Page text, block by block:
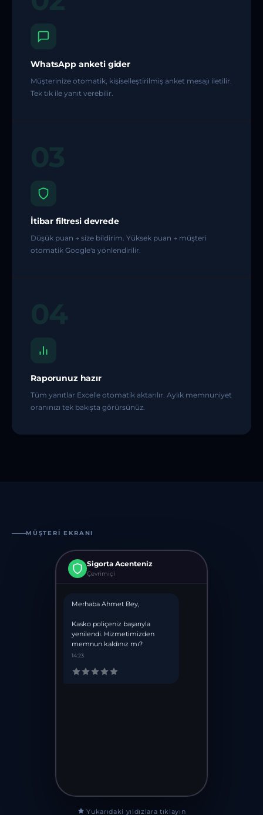
WhatsApp anketi gider
Müşterinize otomatik, kişiselleştirilmiş anket mesajı iletilir.
Tek tık ile yanıt verebilir.
İtibar filtresi devrede
Düşük puan → size bildirim. Yüksek puan → müşteri
otomatik Google'a yönlendirilir.
Raporunuz hazır
Tüm yanıtlar Excel'e otomatik aktarılır. Aylık memnuniyet
oranınızı tek bakışta görürsünüz.
MÜŞTERI EKRANI
Sigorta Acenteniz
Çevrimiçi
Merhaba Ahmet Bey,
Kasko poliçeniz başarıyla
yenilendi. Hizmetimizden
memnun kaldınız mı?
14:23
Yukarıdaki yıldızlara tıklayın